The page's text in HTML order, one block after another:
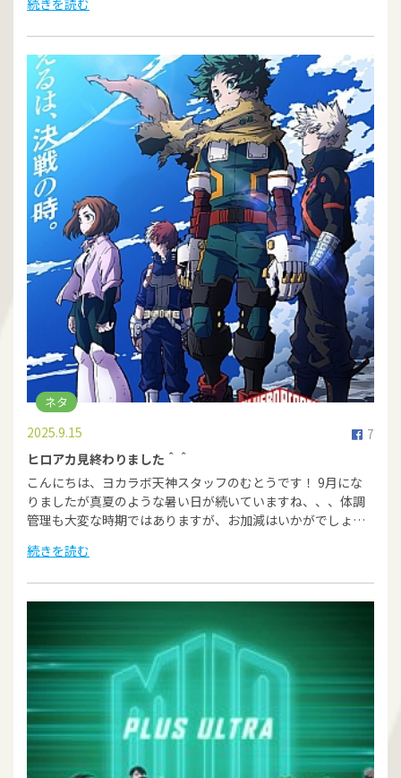
続きを読む
ネタ
7
2025.9.15
ヒロアカ見終わりました＾＾
こんにちは、ヨカラボ天神スタッフのむとうです！ 9月にな
りましたが真夏のような暑い日が続いていますね、、、体調
管理も大変な時期ではありますが、お加減はいかがでしょ…
続きを読む